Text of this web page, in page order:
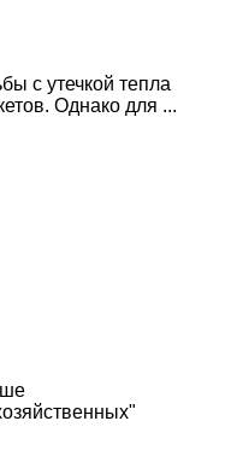
с утечкой тепла
Однако для ...